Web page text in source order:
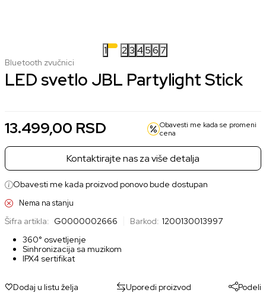
1 2 3 4 56 7
Bluetooth zvučnici
LED svetlo JBL Partylight Stick
13.499,00 RSD
Obavesti me kada se promeni
cena
Kontaktirajte nas za više detalja
Obavesti me kada proizvod ponovo bude dostupan
Nema na stanju
Šifra artikla: G0000002666 Barkod: 1200130013997
360° osvetljenje
Sinhronizacija sa muzikom
IPX4 sertifikat
Dodaj u listu želja Uporedi proizvod Podeli